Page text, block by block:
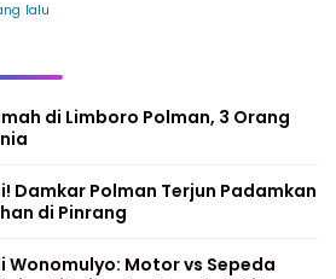
lalu
di Limboro Polman, 3 Orang
Damkar Polman Terjun Padamkan
di Pinrang
Wonomulyo: Motor vs Sepeda